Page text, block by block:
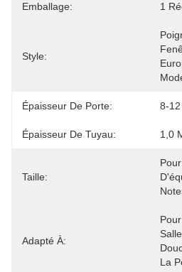
Emballage: 1
Style:
Épaisseur De Porte: 8-
Épaisseur De Tuyau: 1,0
Taille:
Adapté À:
La